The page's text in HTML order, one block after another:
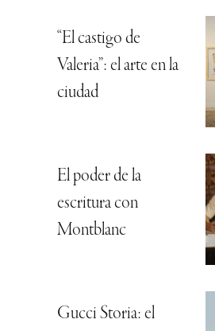
“El castigo de
Valeria”: el arte en la
ciudad
El poder de la
escritura con
Montblanc
Gucci Storia: el